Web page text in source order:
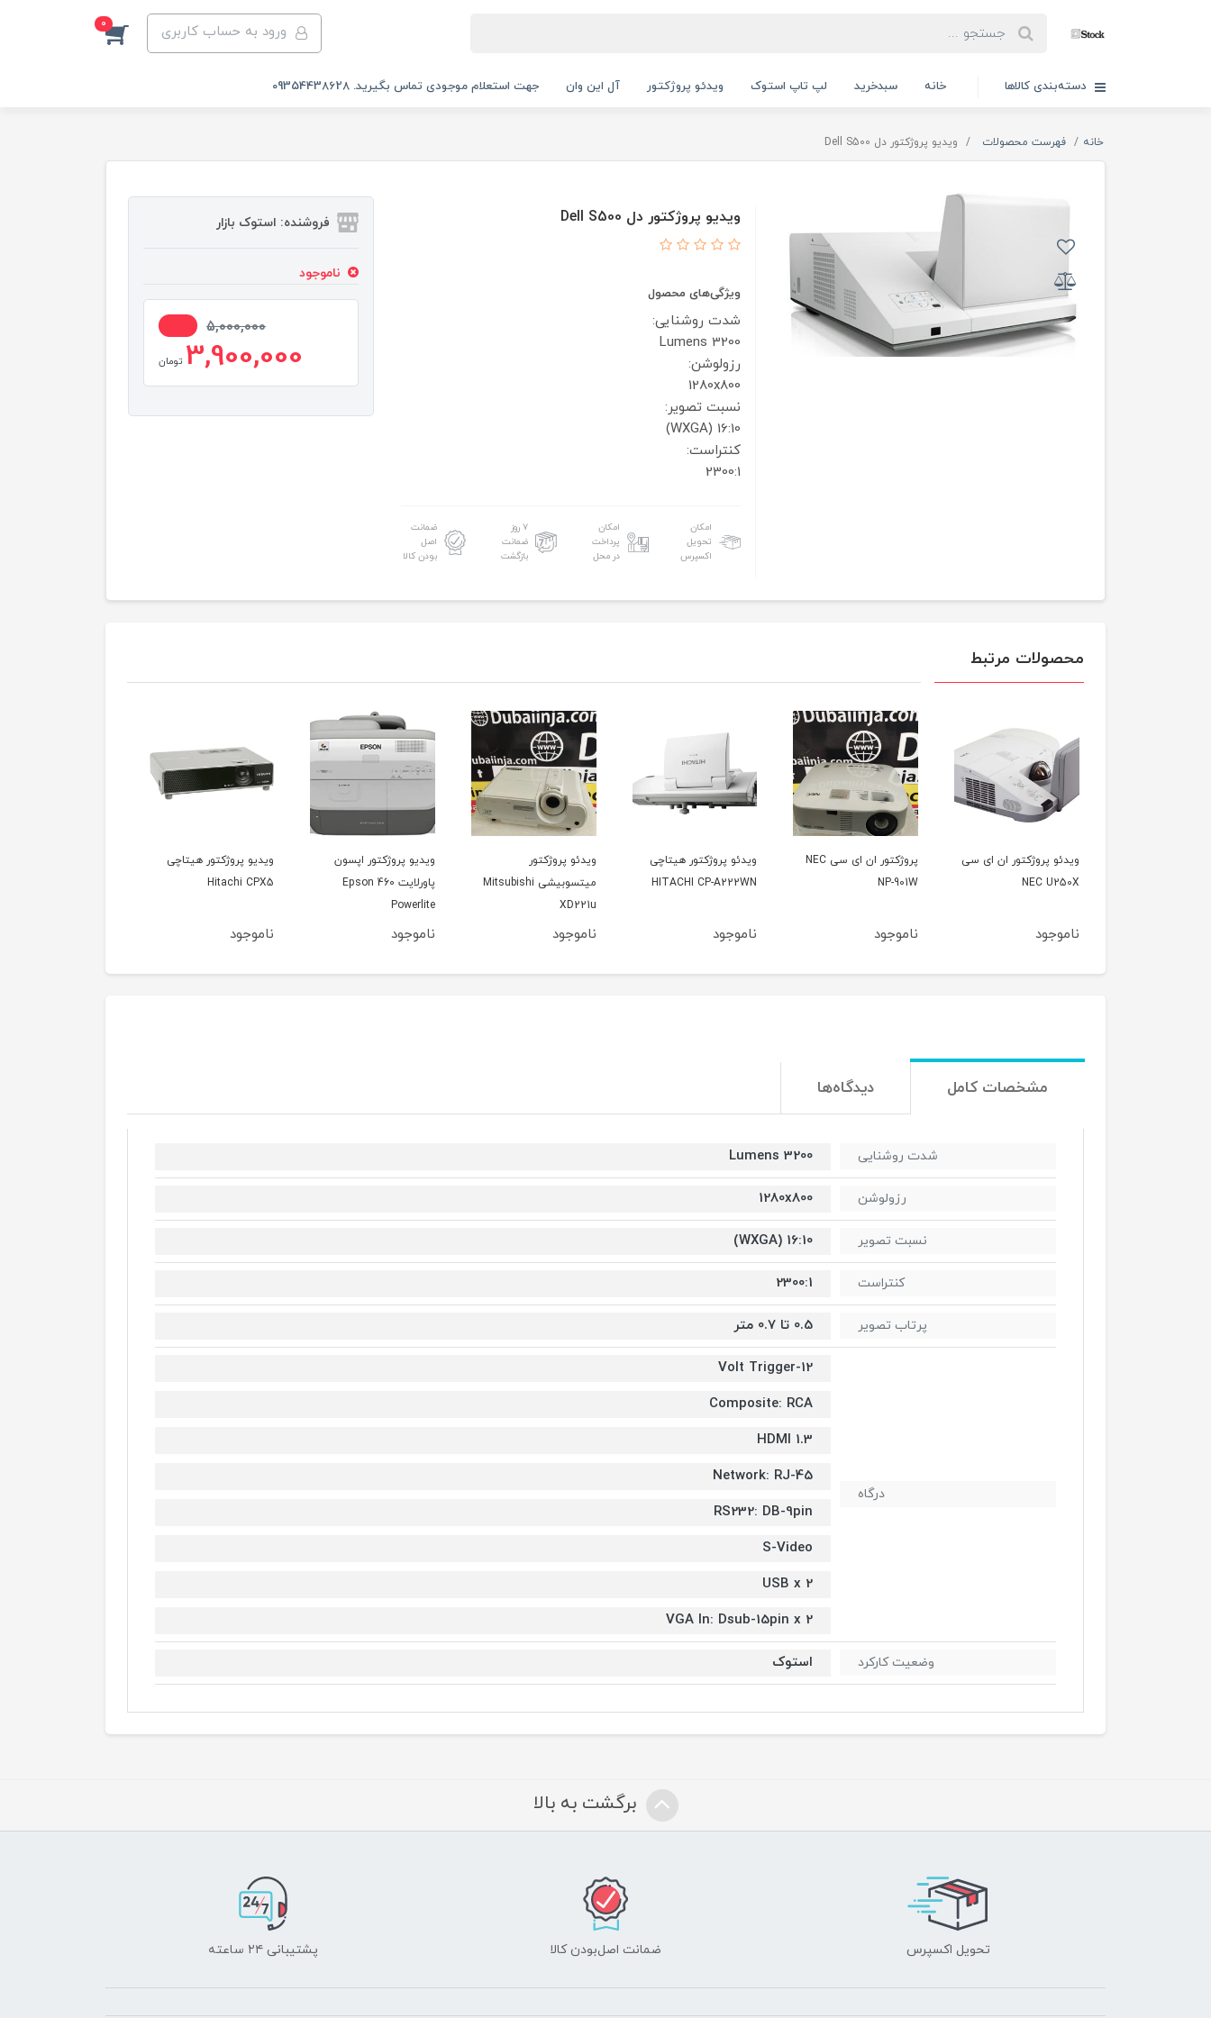
ورود به حساب کاربری 0
دسته‌بندی کالاها خانه سبدخرید لپ تاپ استوک ویدئو پروژکتور آل این وان جهت استعلام موجودی تماس بگیرید. 09354438628
خانه فهرست محصولات ویدیو پروژکتور دل Dell S500
ویدیو پروژکتور دل Dell S500
ویژگی‌های محصول
شدت روشنایی:
3200 Lumens
رزولوشن:
1280x800
نسبت تصویر:
16:10 (WXGA)
کنتراست:
2300:1
امکان
تحویل
اکسپرس
امکان
پرداخت
در محل
۷ روز
ضمانت
بازگشت
ضمانت
اصل
بودن کالا
فروشنده: استوک بازار
ناموجود
5,000,000
3,900,000 تومان
محصولات مرتبط
پروژکتور ان ای سی NEC
NP-901W
ناموجود
ویدئو پروژکتور هیتاچی
HITACHI CP-A222WN
ناموجود
ویدئو پروژکتور
میتسوبیشی Mitsubishi
ناموجود
ویدیو پروژکتور اپسون
پاورلایت 460 Epson
Powerlite
ناموجود
ویدیو پروژکتور هیتاچی
Hitachi CPX5
ناموجود
ویدیو پروژکتور اینفوکوس
InFocus in104
ناموجود
مشخصات کامل دیدگاه‌ها
شدت روشنایی 3200 Lumens
رزولوشن 1280x800
نسبت تصویر 16:10 (WXGA)
کنتراست 2300:1
پرتاب تصویر 0.5 تا 0.7 متر
درگاه
12-Volt Trigger
Composite: RCA
HDMI 1.3
Network: RJ-45
RS232: DB-9pin
S-Video
USB x 2
VGA In: Dsub-15pin x 2
وضعیت کارکرد استوک
برگشت به بالا
تحویل اکسپرس ضمانت اصل‌بودن کالا پشتیبانی ۲۴ ساعته